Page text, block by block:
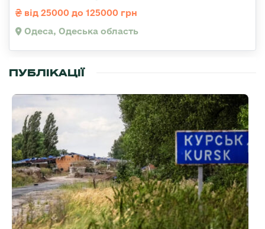
від 25000 до 125000 грн
Одеса, Одеська область
ПУБЛІКАЦІЇ